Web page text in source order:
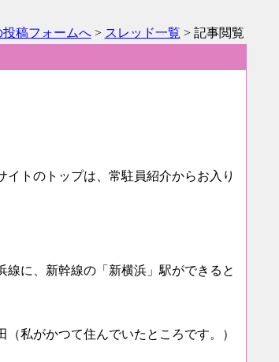
稿フォームへ> スレッド一覧 > 記事閲覧
トのトップは、常駐員紹介からお入り
に、新幹線の「新横浜」駅ができると
私がかつて住んでいたところです。）